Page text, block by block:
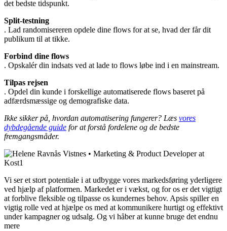
det bedste tidspunkt.
Split-testning
. Lad randomisereren opdele dine flows for at se, hvad der får dit
publikum til at tikke.
Forbind dine flows
. Opskalér din indsats ved at lade to flows løbe ind i en mainstream.
Tilpas rejsen
. Opdel din kunde i forskellige automatiserede flows baseret på
adfærdsmæssige og demografiske data.
Ikke sikker på, hvordan automatisering fungerer? Læs vores
dybdegående guide for at forstå fordelene og de bedste
fremgangsmåder.
Vi ser et stort potentiale i at udbygge vores markedsføring yderligere
ved hjælp af platformen. Markedet er i vækst, og for os er det vigtigt
at forblive fleksible og tilpasse os kundernes behov. Apsis spiller en
vigtig rolle ved at hjælpe os med at kommunikere hurtigt og effektivt
under kampagner og udsalg. Og vi håber at kunne bruge det endnu
mere